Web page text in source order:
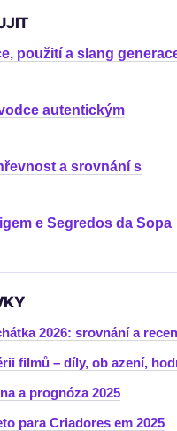
použití a slang
autentickým
a srovnání s
e Segredos da Sopa
2026: srovnání a
filmů – díly, ob azení,
a prognóza 2025
para Criadores em 2025